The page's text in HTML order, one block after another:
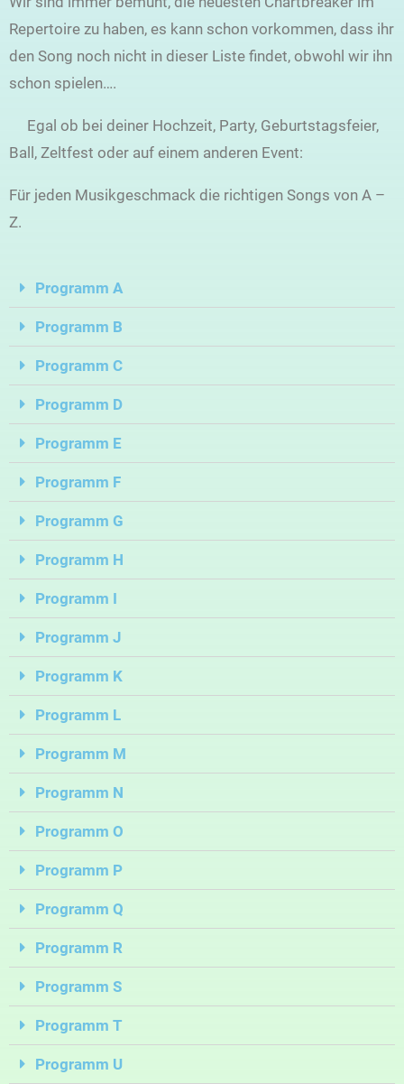
Repertoire zu haben, es kann schon vorkommen, dass ihr
den Song noch nicht in dieser Liste findet, obwohl wir ihn
schon spielen….
Egal ob bei deiner Hochzeit, Party, Geburtstagsfeier,
Ball, Zeltfest oder auf einem anderen Event:
Für jeden Musikgeschmack die richtigen Songs von A –
Z.
Programm A
Programm B
Programm C
Programm D
Programm E
Programm F
Programm G
Programm H
Programm I
Programm J
Programm K
Programm L
Programm M
Programm N
Programm O
Programm P
Programm Q
Programm R
Programm S
Programm T
Programm U